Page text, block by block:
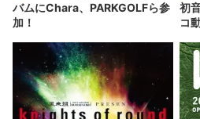
バムにChara、PARKGOLFら参
加！
初
コ